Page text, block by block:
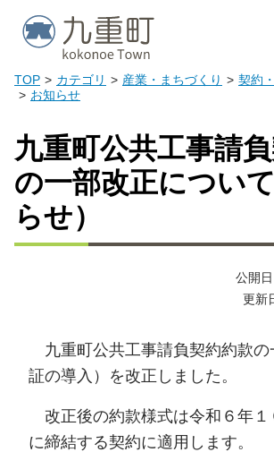
TOP カテゴリ 産業・まちづくり
契約
お知らせ
九重町公共工事請
の一部改正につい
らせ）
公開
更新
九重町公共工事請負契約約款の
証の導入）を改正しました。
改正後の約款様式は令和６年１
に締結する契約に適用します。